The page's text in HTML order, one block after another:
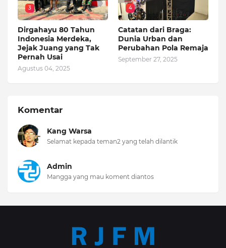
3
Dirgahayu 80 Tahun
Indonesia Merdeka,
Jejak Juang yang Tak
Pernah Usai
Agustus 04, 2025
4
Catatan dari Braga:
Dunia Urban dan
Perubahan Pola Remaja
September 27, 2025
Komentar
Kang Warsa
Selamat kepada teman2 yang telah dilantik
Admin
Mangga yang mau koment diantos